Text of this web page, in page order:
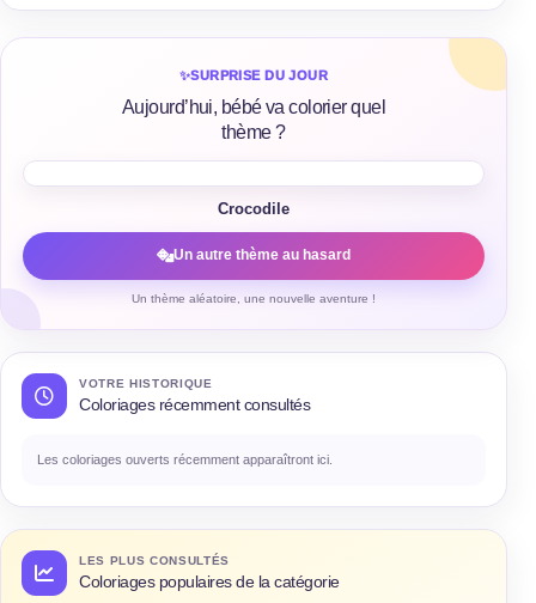
✨SURPRISE DU JOUR
Aujourd’hui, bébé va colorier quel
thème ?
Crocodile
Un autre thème au hasard
Un thème aléatoire, une nouvelle aventure !
VOTRE HISTORIQUE
Coloriages récemment consultés
Les coloriages ouverts récemment apparaîtront ici.
LES PLUS CONSULTÉS
Coloriages populaires de la catégorie